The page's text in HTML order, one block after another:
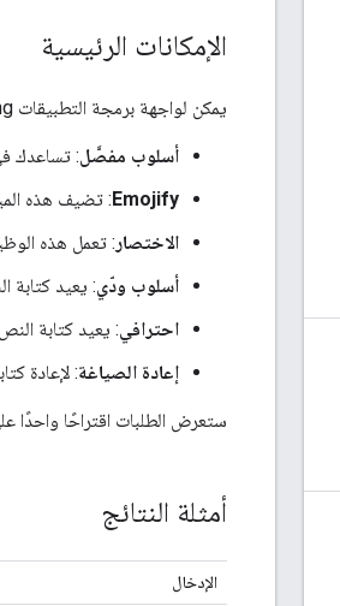
الإمكانات الرئيسية
يمكن لواجهة برمجة التطبيقات GenAI Rewriting من ML Kit إعادة كتابة مقاطع قصيرة من المحتوى بأحد الأساليب التالية:
أسلوب مفصَّل: تساعدك
Emojify: تضيف هذه
الاختصار : تعمل هذه
أسلوب ودّي: يعيد كتابة
احترافي: يعيد كتابة
إعادة الصياغة: لإعادة
ستعرض الطلبات اقتراحًا واحدًا
أمثلة النتائج
الإدخال